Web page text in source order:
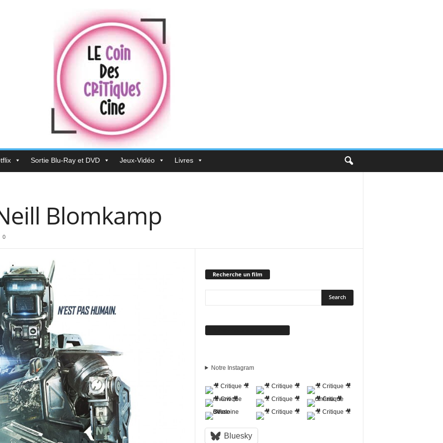
Sortie Blu-Ray et DVD Jeux-Vidéo Livres
Blomkamp
0
Recherche un film
Notre Instagram
Bluesky